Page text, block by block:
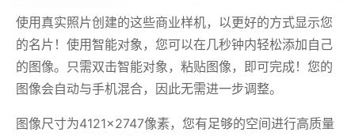
使用真实照片创建的这些商业样机，以更好的方式显示您
的名片！使用智能对象，您可以在几秒钟内轻松添加自己
的图像。 只需双击智能对象，粘贴图像，即可完成！您的
图像会自动与手机混合，因此无需进一步调整。
图像尺寸为4121×2747像素，您有足够的空间进行高质量